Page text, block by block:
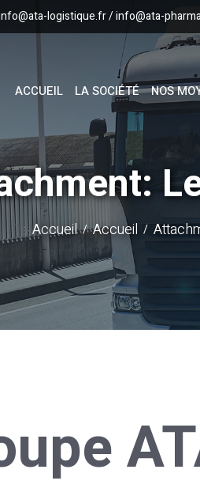
logistique.fr/info@ata-
ACCUEIL LA SOCIÉTÉ NOS
Accueil Accueil